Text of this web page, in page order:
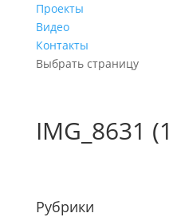
Проекты
Видео
Контакты
Выбрать страницу
IMG_8631
Рубрики